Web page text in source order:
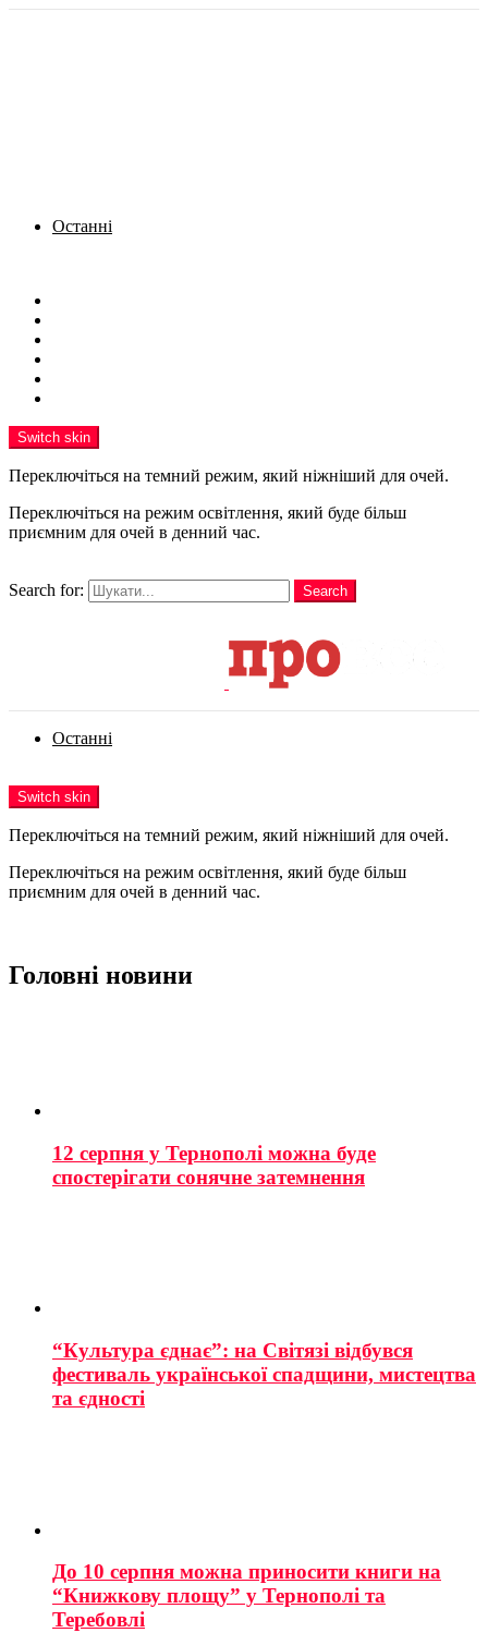
Останні
Switch skin
Переключіться на темний режим, який ніжніший для очей.
Переключіться на режим освітлення, який буде більш
приємним для очей в денний час.
Search for:
Search
Останні
Switch skin
Переключіться на темний режим, який ніжніший для очей.
Переключіться на режим освітлення, який буде більш
приємним для очей в денний час.
Головні новини
12 серпня у Тернополі можна буде
спостерігати сонячне затемнення
“Культура єднає”: на Світязі відбувся
фестиваль української спадщини, мистецтва
та єдності
До 10 серпня можна приносити книги на
“Книжкову площу” у Тернополі та
Теребовлі